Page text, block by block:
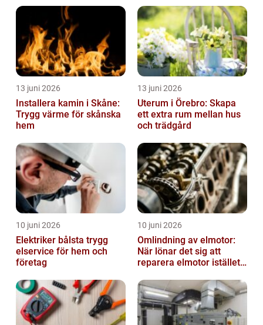
13 juni 2026
Installera kamin i Skåne:
Trygg värme för skånska
hem
13 juni 2026
Uterum i Örebro: Skapa
ett extra rum mellan hus
och trädgård
10 juni 2026
Elektriker bålsta trygg
elservice för hem och
företag
10 juni 2026
Omlindning av elmotor:
När lönar det sig att
reparera elmotor istället